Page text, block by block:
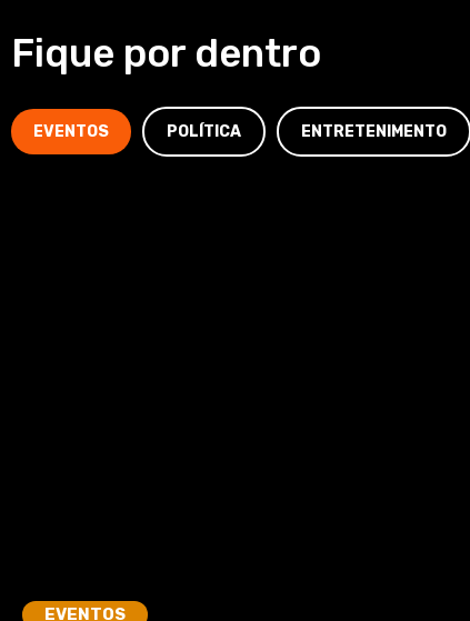
Fique por dentro
EVENTOS POLÍTICA ENTRETENIMENTO
EVENTOS